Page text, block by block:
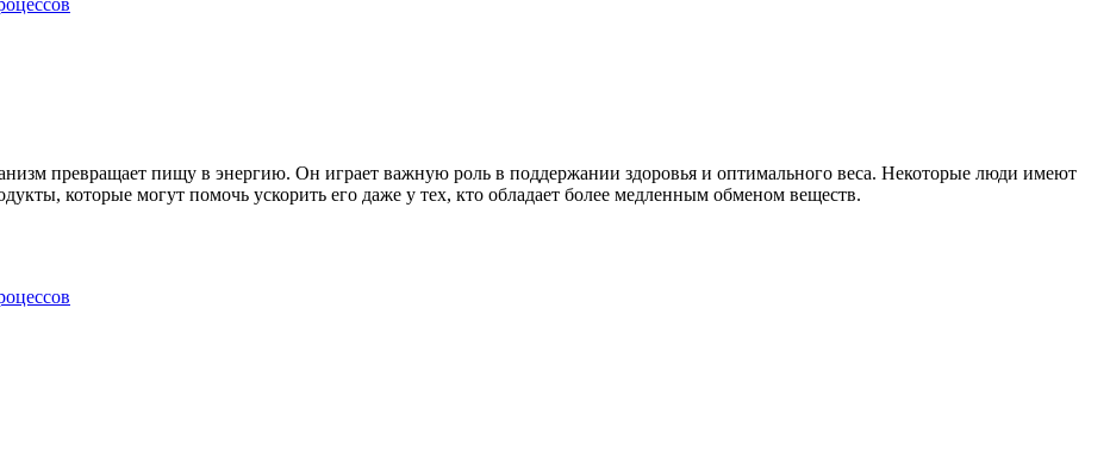
превращает пищу в энергию. Он играет важную роль в поддержании здоровья и оптимального веса. Некоторые люди имеют
которые могут помочь ускорить его даже у тех, кто обладает более медленным обменом веществ.